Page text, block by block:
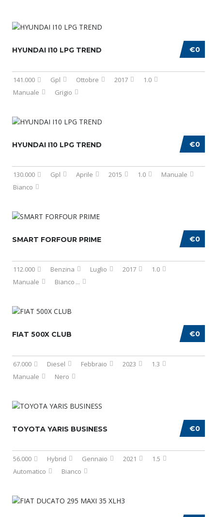
€0
HYUNDAI I10 LPG TREND
141.000 Gpl Ottobre 2017
1.0
Manuale
Grigio
€0
HYUNDAI I10 LPG TREND
130.000 Gpl Aprile 2015 1.0
Manuale
Bianco
€0
SMART FORFOUR PRIME
112.000 Benzina Luglio 2017
1.0
Manuale
Bianco ...
€0
FIAT 500X CLUB
67.000 Diesel Febbraio 2023
1.3
Manuale
Nero
€0
TOYOTA YARIS BUSINESS
56.000 Hybrid Gennaio 2021
1.5
Automatico
Bianco